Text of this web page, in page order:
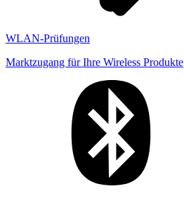
WLAN-Prüfungen
Marktzugang für Ihre Wireless Produkte